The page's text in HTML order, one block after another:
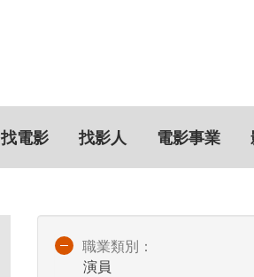
找電影 找影人 電影事業
職業類別：
演員